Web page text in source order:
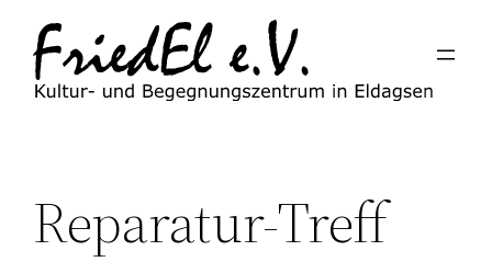
Zum
Inhalt
springen
Reparatur-Treff